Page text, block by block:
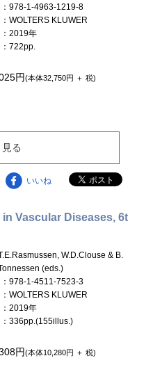
：978-1-4963-1219-8
：WOLTERS KLUWER
：2019年
：722pp.
円(本体32,750円 ＋ 税)
る
いいね
Vascular Diseases, 6t
W.D.Clouse & B.
(eds.)
：978-1-4511-7523-3
：WOLTERS KLUWER
：2019年
：336pp.(155illus.)
円(本体10,280円 ＋ 税)